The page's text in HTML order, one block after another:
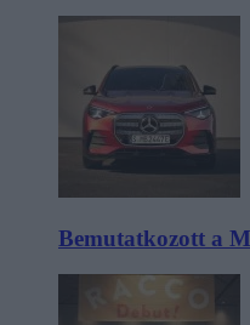
Bemutatkozott a